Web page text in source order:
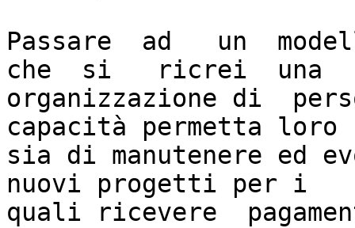
Passare  ad   un
che  si   ricrei  una
organizzazione di
capacità permetta loro
sia di manutenere ed
nuovi progetti per i
quali ricevere